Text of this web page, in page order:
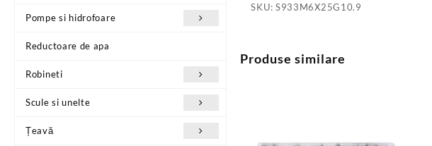
Pompe si hidrofoare
Reductoare de apa
Robineti
Scule si unelte
Țeavă
SKU: S933M6X25G10.9
Produse similare